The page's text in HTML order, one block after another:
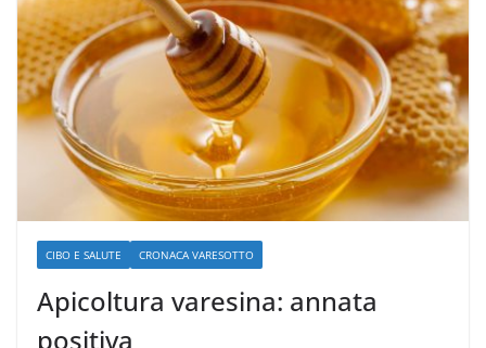
CIBO E SALUTE CRONACA VARESOTTO
Apicoltura varesina: annata
positiva